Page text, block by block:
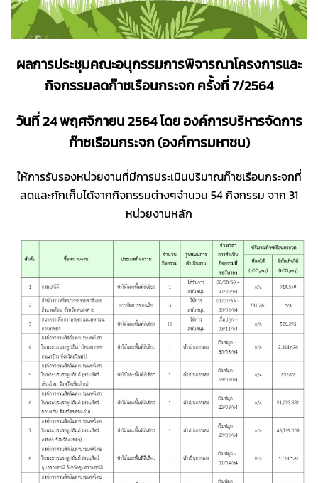
ผลการประชุมคณะอนุกรรมการพิจารณาโครงการและ
กิจกรรมลดก๊าซเรือนกระจก ครั้งที่ 7/2564
วันที่ 24 พฤศจิกายน 2564 โดย องค์การบริหารจัดการ
ก๊าซเรือนกระจก (องค์การมหาชน)
ให้การรับรองหน่วยงานที่มีการประเมินปริมาณก๊าซเรือนกระจกที่
ลดและกักเก็บได้จากกิจกรรมต่างๆจำนวน 54 กิจกรรม จาก 31
หน่วยงานหลัก